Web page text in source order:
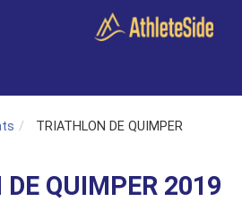
TRIATHLON DE QUIMPER
QUIMPER 2019